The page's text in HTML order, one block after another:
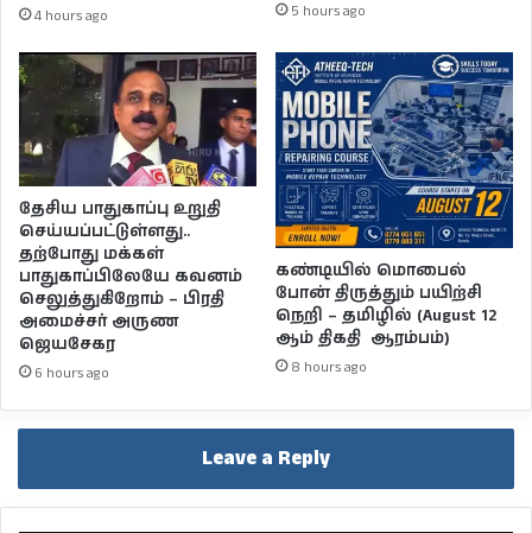
4 hours ago 5 hours ago
தேசிய பாதுகாப்பு உறுதி
செய்யப்பட்டுள்ளது..
தற்போது மக்கள்
பாதுகாப்பிலேயே கவனம்
செலுத்துகிறோம் – பிரதி
அமைச்சர் அருண
ஜெயசேகர
6 hours ago
கண்டியில் மொபைல்
போன் திருத்தும் பயிற்சி
நெறி – தமிழில் (August 12
ஆம் திகதி ஆரம்பம்)
8 hours ago
Leave a Reply